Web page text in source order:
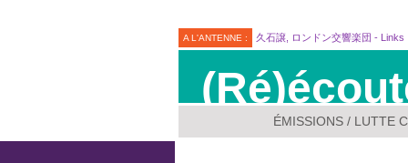
A L'ANTENNE : 久石譲, ロンドン交響楽団 - Links
ÉMISSIONS/ LUTTE